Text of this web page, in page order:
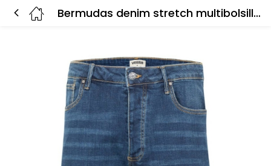
Bermudas denim stretch multibolsillos 103017S